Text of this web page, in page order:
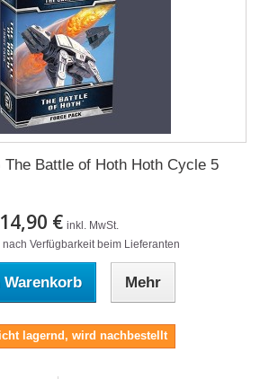
The Battle of Hoth Hoth Cycle 5
14,90 € inkl. MwSt.
nach Verfügbarkeit beim Lieferanten
Warenkorb Mehr
lagernd, wird nachbestellt